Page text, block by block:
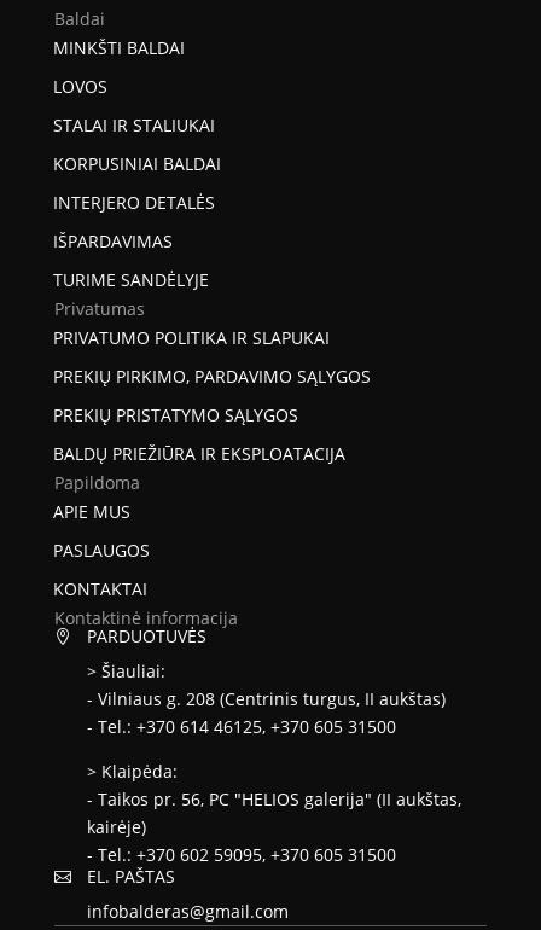
Baldai
MINKŠTI BALDAI
LOVOS
STALAI IR STALIUKAI
KORPUSINIAI BALDAI
INTERJERO DETALĖS
IŠPARDAVIMAS
TURIME SANDĖLYJE
Privatumas
PRIVATUMO POLITIKA IR SLAPUKAI
PREKIŲ PIRKIMO, PARDAVIMO SĄLYGOS
PREKIŲ PRISTATYMO SĄLYGOS
BALDŲ PRIEŽIŪRA IR EKSPLOATACIJA
Papildoma
APIE MUS
PASLAUGOS
KONTAKTAI
Kontaktinė informacija

PARDUOTUVĖS
> Šiauliai:
- Vilniaus g. 208 (Centrinis turgus, II aukštas)
- Tel.: +370 614 46125, +370 605 31500
> Klaipėda:
- Taikos pr. 56, PC "HELIOS galerija" (II aukštas,
kairėje)
- Tel.: +370 602 59095, +370 605 31500

EL. PAŠTAS
infobalderas@gmail.com